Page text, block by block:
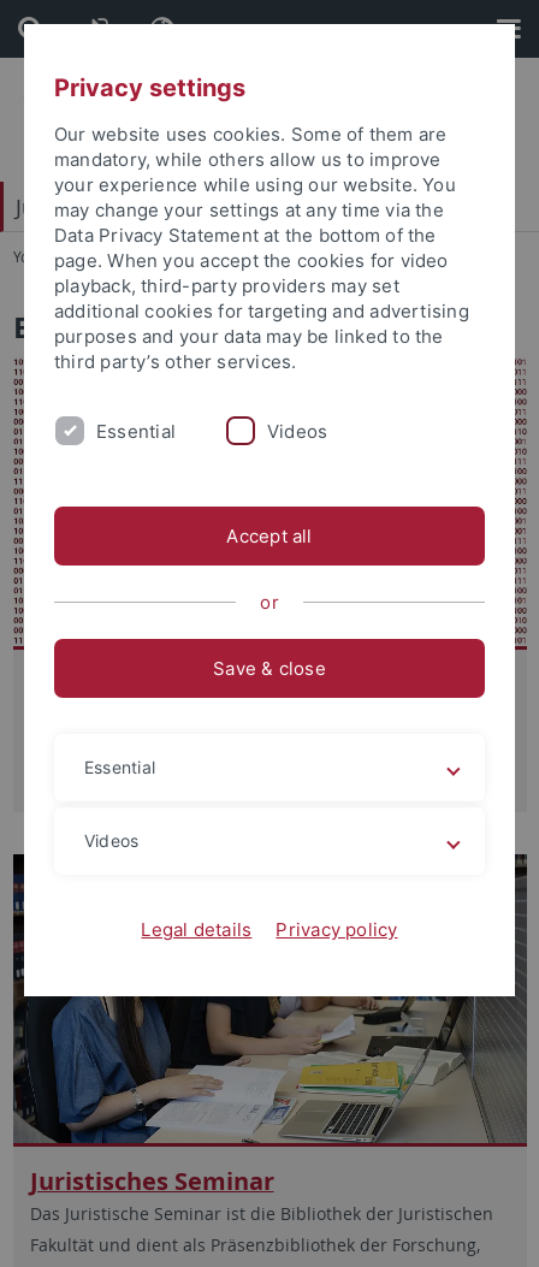
Skip
to
content
Skip
to
footer
Juristische Fakultät
You are here: Startseite ... Einrichtungen
Einrichtungen
Computer-Zentrum
Kontakt
Juristisches Seminar
Das Juristische Seminar ist die Bibliothek der Juristischen
Fakultät und dient als Präsenzbibliothek der Forschung,
Privacy settings
Our website uses cookies. Some of them are
mandatory, while others allow us to improve
your experience while using our website. You
may change your settings at any time via the
Data Privacy Statement at the bottom of the
page. When you accept the cookies for video
playback, third-party providers may set
additional cookies for targeting and advertising
purposes and your data may be linked to the
third party’s other services.
Essential Videos
Accept all
or
Save & close
Essential
Videos
Legal details Privacy policy